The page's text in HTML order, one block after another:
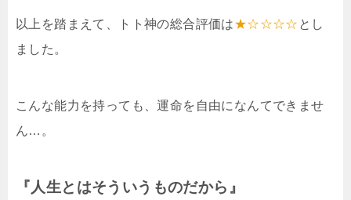
以上を踏まえて、トト神の総合評価は★☆☆☆☆ とし
ました。
こんな能力を持っても、運命を自由になんてできませ
ん…。
『人生とはそういうものだから』